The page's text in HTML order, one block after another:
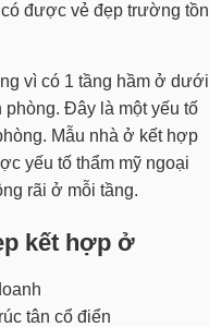
được vẻ đẹp trường tồn
vì có 1 tầng hầm ở dưới
Đây là một yếu tố
Mẫu nhà ở kết hợp
yếu tố thẩm mỹ ngoại
rãi ở mỗi tầng.
kết hợp ở
tân cổ điển